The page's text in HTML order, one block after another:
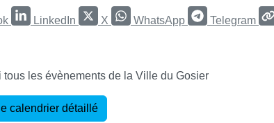
LinkedIn X WhatsApp Telegram
tous les évènements de la Ville du Gosier
calendrier détaillé